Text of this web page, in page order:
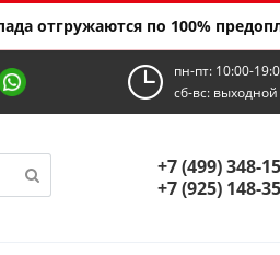
отгружаются по 100%
пн-пт: 10:00-
сб-вс: выходной
+7 (499) 348-
+7 (925) 148-